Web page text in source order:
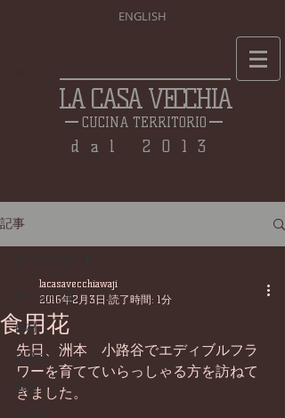
ENGLISH
LA CASA VECCHIA
CUCINA TERRITORIO
dal 2013
記事
全ての記事
食材
仕込み
料理
食用花
lacasavecchiawaji
2016年2月3日 読了時間: 1分
先日、洲本　小路谷でエディブルフラ
ワーを育てていらっしゃる方を訪ねて
きました。